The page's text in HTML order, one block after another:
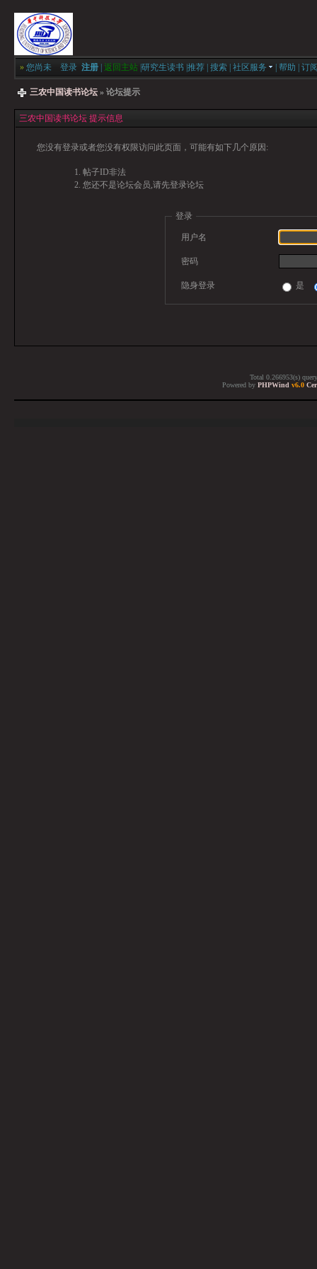
» 您尚未 登录 注册 返回主站 研究生读书 推荐 搜索 社区服务 帮助 订
三农中国读书论坛 » 论坛提示
三农中国读书论坛 提示信息
您没有登录或者您没有权限访问此页面，可能有如下几个原因:
帖子ID非法
您还不是论坛会员,请先登录论坛
登录
用户名
密码
隐身登录 是
Total 0.266953(s)
Powered by PHPWind v6.0